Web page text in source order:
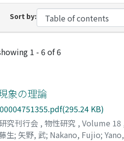
Sort by:
Submissions
1 - 6 of 6
象の理論
KB)
究刊行会 , 物性研究 , Volume 18
生; 矢野, 武; Nakano, Fujio;